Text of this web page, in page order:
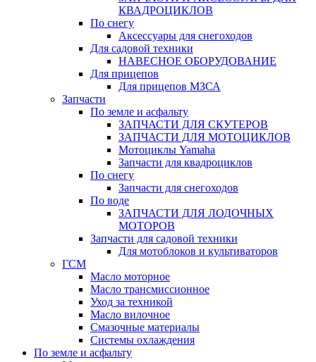
КВАДРОЦИКЛОВ
По снегу
Аксессуары для снегоходов
Для садовой техники
НАВЕСНОЕ ОБОРУДОВАНИЕ
Для прицепов
Для прицепов МЗСА
Запчасти
По земле и асфальту
ЗАПЧАСТИ ДЛЯ СКУТЕРОВ
ЗАПЧАСТИ ДЛЯ МОТОЦИКЛОВ
Мотоциклы Yamaha
Запчасти для квадроциклов
По снегу
Запчасти для снегоходов
По воде
ЗАПЧАСТИ ДЛЯ ЛОДОЧНЫХ
МОТОРОВ
Запчасти для садовой техники
Для мотоблоков и культиваторов
ГСМ
Масло моторное
Масло трансмиссионное
Уход за техникой
Масло вилочное
Смазочные материалы
Системы охлаждения
По земле и асфальту